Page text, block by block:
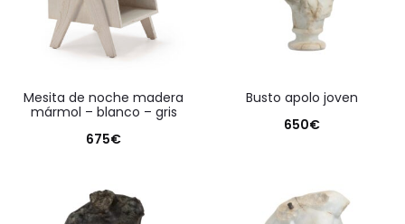
mesita de noche madera
mármol – blanco – gris
675€
busto apolo joven
650€